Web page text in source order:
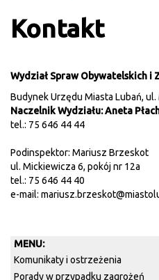
Kontakt
Wydział Spraw Obywatelskich i
Budynek Urzędu Miasta Lubań,
Naczelnik Wydziału: Aneta
tel.: 75 646 44 44
Podinspektor: Mariusz Brzeskot
ul. Mickiewicza 6, pokój nr 12a
tel.: 75 646 44 40
e-mail:
MENU:
Komunikaty i ostrzeżenia
Porady w przypadku zagrożeń